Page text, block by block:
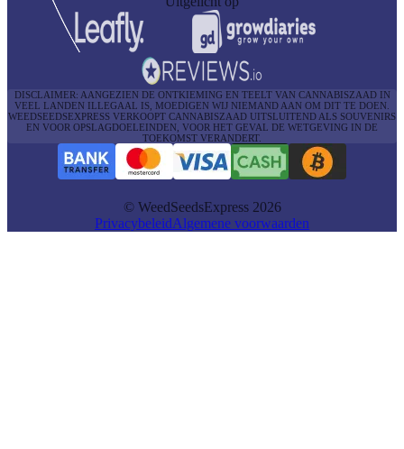
DISCLAIMER: AANGEZIEN DE ONTKIEMING EN TEELT VAN CANNABISZAAD IN
VEEL LANDEN ILLEGAAL IS, MOEDIGEN WIJ NIEMAND AAN OM DIT TE DOEN.
WEEDSEEDSEXPRESS VERKOOPT CANNABISZAAD UITSLUITEND ALS SOUVENIRS
EN VOOR OPSLAGDOELEINDEN, VOOR HET GEVAL DE WETGEVING IN DE
TOEKOMST VERANDERT.
© WeedSeedsExpress 2026
PrivacybeleidAlgemene voorwaarden